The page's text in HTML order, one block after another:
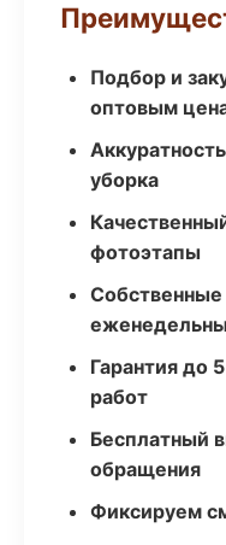
Подбор и
оптовым
уборка
фотоэтапы
Гарантия до
работ
Бесплатный
обращения
Фиксируем